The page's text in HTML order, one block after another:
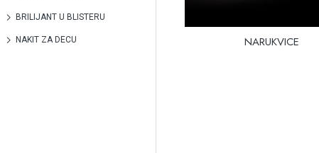
BRILIJANT U BLISTERU
NAKIT ZA DECU NARUKVICE